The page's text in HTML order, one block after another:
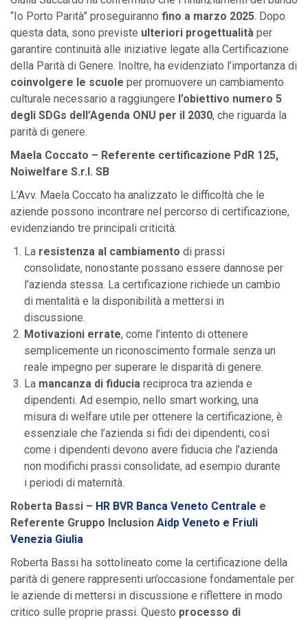
“Io Porto Parità” proseguiranno fino a marzo 2025. Dopo
questa data, sono previste ulteriori progettualità per
garantire continuità alle iniziative legate alla Certificazione
della Parità di Genere. Inoltre, ha evidenziato l’importanza di
coinvolgere le scuole per promuovere un cambiamento
culturale necessario a raggiungere l’obiettivo numero 5
degli SDGs dell’Agenda ONU per il 2030, che riguarda la
parità di genere.
Maela Coccato – Referente certificazione PdR 125,
Noiwelfare S.r.l. SB
L’Avv. Maela Coccato ha analizzato le difficoltà che le
aziende possono incontrare nel percorso di certificazione,
evidenziando tre principali criticità:
La resistenza al cambiamento di prassi
consolidate, nonostante possano essere dannose per
l’azienda stessa. La certificazione richiede un cambio
di mentalità e la disponibilità a mettersi in
discussione.
Motivazioni errate, come l’intento di ottenere
semplicemente un riconoscimento formale senza un
reale impegno per superare le disparità di genere.
La mancanza di fiducia reciproca tra azienda e
dipendenti. Ad esempio, nello smart working, una
misura di welfare utile per ottenere la certificazione, è
essenziale che l’azienda si fidi dei dipendenti, così
come i dipendenti devono avere fiducia che l’azienda
non modifichi prassi consolidate, ad esempio durante
i periodi di maternità.
Roberta Bassi – HR BVR Banca Veneto Centrale e
Referente Gruppo Inclusion Aidp Veneto e Friuli
Venezia Giulia
Roberta Bassi ha sottolineato come la certificazione della
parità di genere rappresenti un’occasione fondamentale per
le aziende di mettersi in discussione e riflettere in modo
critico sulle proprie prassi. Questo processo di